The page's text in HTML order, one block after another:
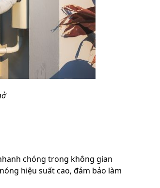
chóng trong không gian
hiệu suất cao, đảm bảo làm